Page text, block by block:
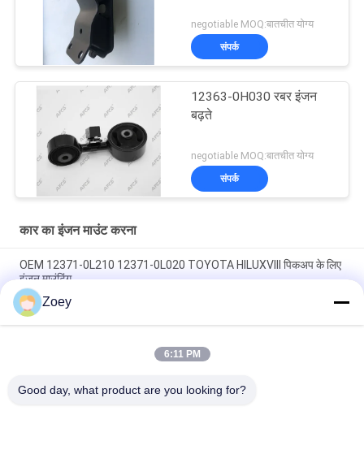
negotiable MOQ:बातचीत योग्य
संपर्क
12363-0H030 रबर इंजन
बढ़ते
negotiable MOQ:बातचीत योग्य
संपर्क
कार का इंजन माउंट करना
OEM 12371-0L210 12371-0L020 TOYOTA HILUXVIII पिकअप के लिए
इंजन माउंटिंग
OEM 12361-31210 1236131210 TOYOTA ALPHARD / VELLFIRE
के लिए इंजन माउंटिंग
ओईएम 12305-0P010 12305-31070 12305-31080 लेक्सस RX350
Zoey
6:11 PM
Good day, what product are you looking for?